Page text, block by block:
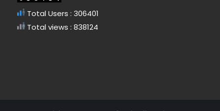
Total Users : 306401
Total views : 838124